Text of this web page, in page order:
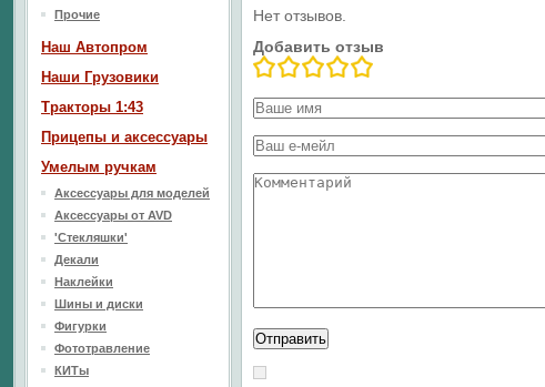
Нет отзывов.
Добавить отзыв
Прочие
Наш Aвтопром
Наши Грузовики
Тракторы 1:43
Прицепы и аксессуары
Умелым ручкам
Аксессуары для моделей
Аксессуары от AVD
'Стекляшки'
Декали
Наклейки
Шины и диски
Фигурки
Фототравление
КИТы